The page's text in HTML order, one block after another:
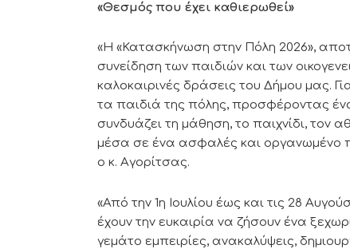
«Θεσμός που έχει καθιερωθεί»
«Η «Κατασκήνωση στην Πόλη 2026»,
συνείδηση των παιδιών και των
καλοκαιρινές δράσεις του Δήμου μας.
τα παιδιά της πόλης, προσφέροντας
συνδυάζει τη μάθηση, το παιχνίδι, τον
μέσα σε ένα ασφαλές και οργανωμένο
ο κ. Αγορίτσας.
«Από την 1η Ιουλίου έως και τις 28
έχουν την ευκαιρία να ζήσουν ένα
γεμάτο εμπειρίες, ανακαλύψεις,